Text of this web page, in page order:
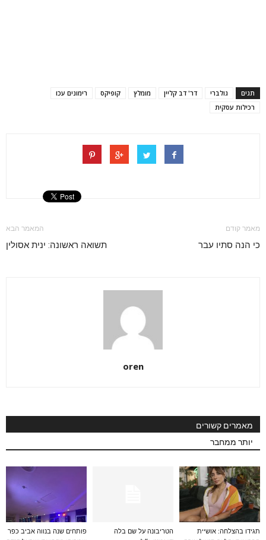
תגים גולברי דר' דב קליין מומלץ קופיקס
רימונים עכו
רכילות עסקית
מאמר קודם
כי הנה סתיו עבר
המאמר הבא
תשואה ראשונה: ינית אסולין
oren
מאמרים קשורים
יותר ממחבר
תגידו בהצלחה: אושיית
הטריבונה על שם בלה
פותחים שנה בנווה אביב כפר